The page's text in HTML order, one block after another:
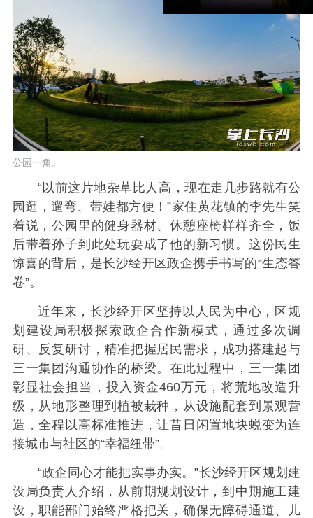
公园一角。
“以前这片地杂草比人高，现在走几步路就有公
园逛，遛弯、带娃都方便！”家住黄花镇的李先生笑
着说，公园里的健身器材、休憩座椅样样齐全，饭
后带着孙子到此处玩耍成了他的新习惯。这份民生
惊喜的背后，是长沙经开区政企携手书写的“生态答
卷”。
近年来，长沙经开区坚持以人民为中心，区规
划建设局积极探索政企合作新模式，通过多次调
研、反复研讨，精准把握居民需求，成功搭建起与
三一集团沟通协作的桥梁。在此过程中，三一集团
彰显社会担当，投入资金460万元，将荒地改造升
级，从地形整理到植被栽种，从设施配套到景观营
造，全程以高标准推进，让昔日闲置地块蜕变为连
接城市与社区的“幸福纽带”。
“政企同心才能把实事办实。”长沙经开区规划建
设局负责人介绍，从前期规划设计，到中期施工建
设，职能部门始终严格把关，确保无障碍通道、儿